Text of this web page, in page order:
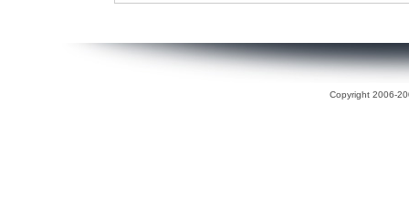
Copyright 2006-